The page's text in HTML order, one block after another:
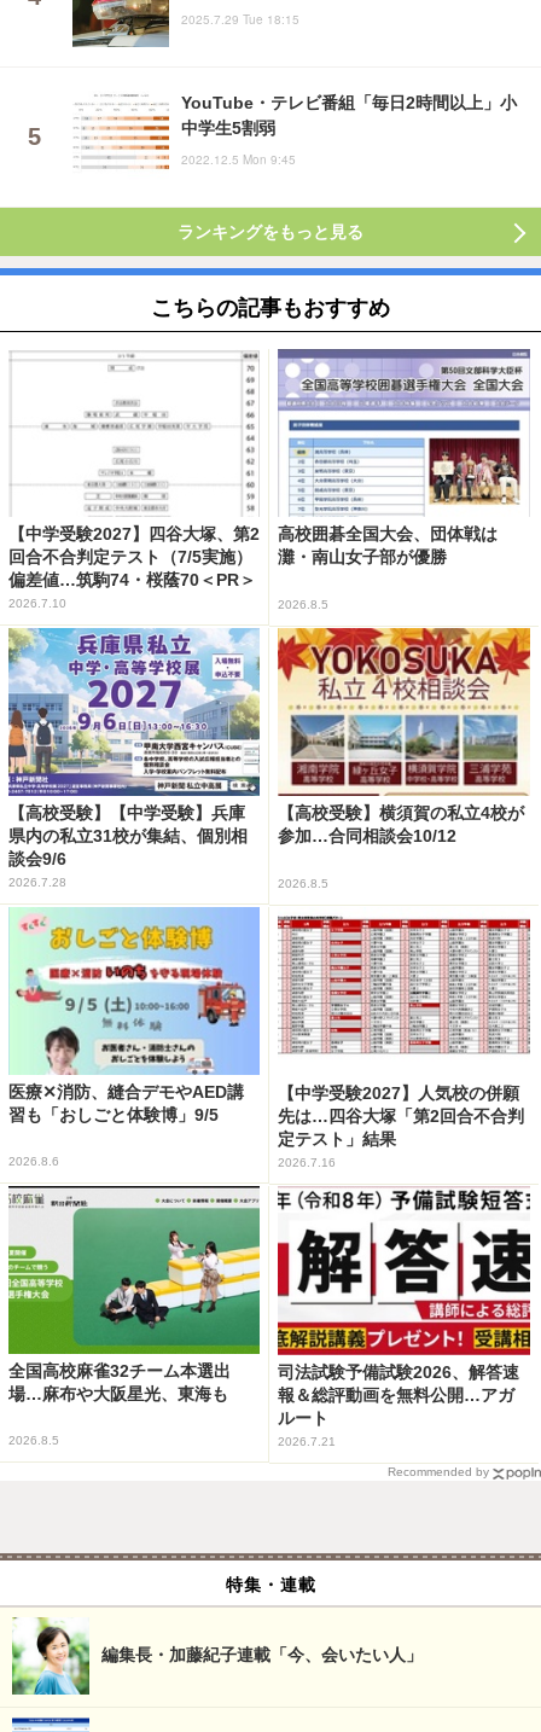
2025.7.29 Tue 18:15
YouTube・テレビ番組「毎日2時間以上」小
中学生5割弱
2022.12.5 Mon 9:45
ランキングをもっと見る
こちらの記事もおすすめ
【中学受験2027】四谷大塚、第2
回合不合判定テスト（7/5実施）
偏差値…筑駒74・桜蔭70＜PR＞
2026.7.10
高校囲碁全国大会、団体戦は
灘・南山女子部が優勝
2026.8.5
【高校受験】【中学受験】兵庫
県内の私立31校が集結、個別相
談会9/6
2026.7.28
【高校受験】横須賀の私立4校が
参加…合同相談会10/12
2026.8.5
医療✕消防、縫合デモやAED講
習も「おしごと体験博」9/5
2026.8.6
【中学受験2027】人気校の併願
先は…四谷大塚「第2回合不合判
定テスト」結果
2026.7.16
全国高校麻雀32チーム本選出
場…麻布や大阪星光、東海も
2026.8.5
司法試験予備試験2026、解答速
報＆総評動画を無料公開…アガ
ルート
2026.7.21
Recommended by
特集・連載
編集長・加藤紀子連載「今、会いたい人」